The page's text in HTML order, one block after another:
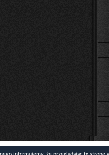
informujemy, że przeglądając tę stronę